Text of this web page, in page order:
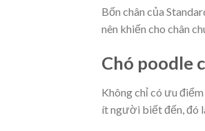
Bốn chân của
nên khiến cho chân
Chó poodle
Không chỉ có ưu
ít người biết đến, đó